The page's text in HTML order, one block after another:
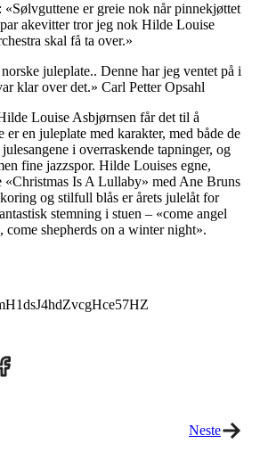
«Sølvguttene er greie nok når pinnekjøttet
akevitter tror jeg nok Hilde Louise
skal få ta over.»
juleplate.. Denne har jeg ventet på i
klar over det.» Carl Petter Opsahl
Louise Asbjørnsen får det til å
en juleplate med karakter, med både de
i overraskende tapninger, og
fine jazzspor. Hilde Louises egne,
«Christmas Is A Lullaby» med Ane Bruns
og stilfull blås er årets julelåt for
stemning i stuen – «come angel
come shepherds on a winter night».
on
Neste